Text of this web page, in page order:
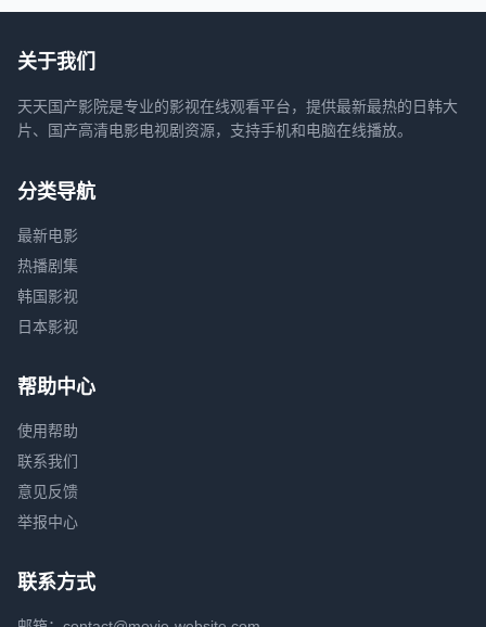
关于我们
天天国产影院是专业的影视在线观看平台，提供最新最热的日韩大
片、国产高清电影电视剧资源，支持手机和电脑在线播放。
分类导航
最新电影
热播剧集
韩国影视
日本影视
帮助中心
使用帮助
联系我们
意见反馈
举报中心
联系方式